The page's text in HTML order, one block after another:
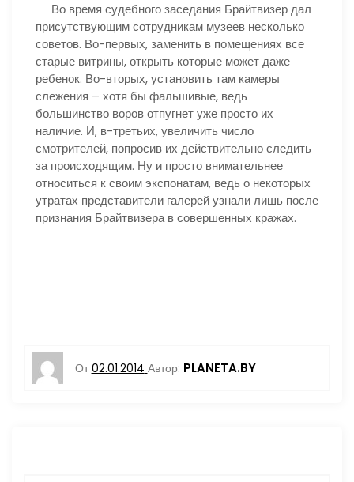
Во время судебного заседания Брайтвизер дал
присутствующим сотрудникам музеев несколько
советов. Во-первых, заменить в помещениях все
старые витрины, открыть которые может даже
ребенок. Во-вторых, установить там камеры
слежения – хотя бы фальшивые, ведь
большинство воров отпугнет уже просто их
наличие. И, в-третьих, увеличить число
смотрителей, попросив их действительно следить
за происходящим. Ну и просто внимательнее
относиться к своим экспонатам, ведь о некоторых
утратах представители галерей узнали лишь после
признания Брайтвизера в совершенных кражах.
От 02.01.2014 Автор: PLANETA.BY